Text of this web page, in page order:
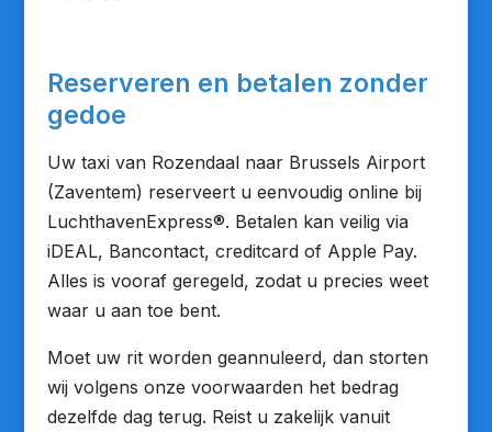
Reserveren en betalen zonder
gedoe
Uw taxi van Rozendaal naar Brussels Airport
(Zaventem) reserveert u eenvoudig online bij
LuchthavenExpress®. Betalen kan veilig via
iDEAL, Bancontact, creditcard of Apple Pay.
Alles is vooraf geregeld, zodat u precies weet
waar u aan toe bent.
Moet uw rit worden geannuleerd, dan storten
wij volgens onze voorwaarden het bedrag
dezelfde dag terug. Reist u zakelijk vanuit